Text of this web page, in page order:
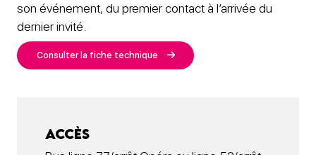
son événement, du premier contact à l’arrivée du
dernier invité.
Consulter la fiche technique
Accès